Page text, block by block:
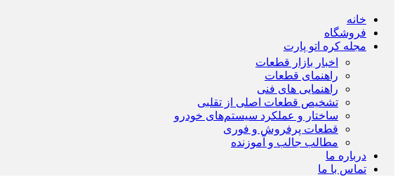
خانه
فروشگاه
مجله کره اتو پارت
اخبار بازار قطعات
راهنمای قطعات
راهنمایی های فنی
تشخیص قطعات اصلی از تقلبی
ساختار و عملکرد سیستم‌های خودرو
قطعات پرفروش و فوری
مطالب جالب و آموزنده
درباره ما
تماس با ما